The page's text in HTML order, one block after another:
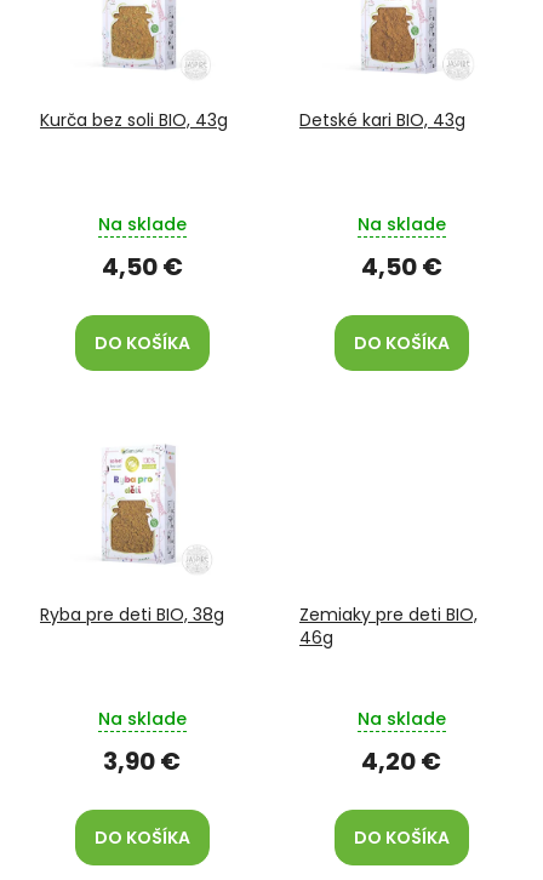
Kurča bez soli BIO, 43g
Na sklade
4,50 €
DO KOŠÍKA
Detské kari BIO, 43g
Na sklade
4,50 €
DO KOŠÍKA
Ryba pre deti BIO, 38g
Na sklade
3,90 €
DO KOŠÍKA
Zemiaky pre deti BIO,
46g
Na sklade
4,20 €
DO KOŠÍKA